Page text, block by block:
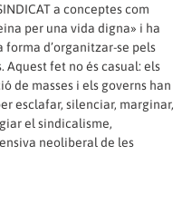
a conceptes com
per una vida digna» i ha
forma d’organitzar-se pels
Aquest fet no és casual: els
de masses i els governs han
esclafar, silenciar, marginar,
el sindicalisme,
neoliberal de les